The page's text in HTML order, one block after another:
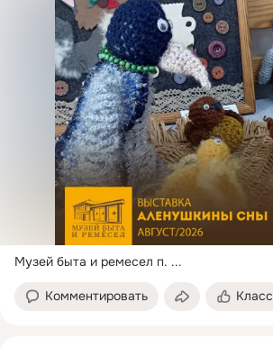
Музей быта и ремесел п. ...
Комментировать Класс